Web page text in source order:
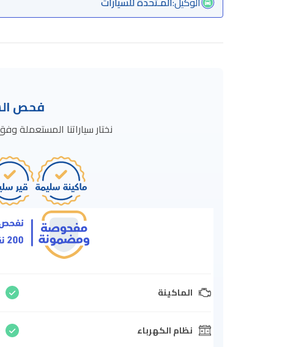
فحص
نختار سياراتنا
الماكينة
نظام الكهرباء